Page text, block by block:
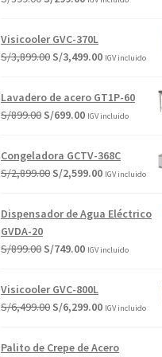
original
era:
S/399.00.
actual
es:
Visicooler GVC-370L
S/3,899.00 El
original
era:
S/3,499.00El
actual
IGV incluido
Lavadero de acero GT1P-60
S/899.00 El
original
era:
S/899.00.
S/699.00El
actual
es:
IGV incluido
Congeladora GCTV-368C
S/2,899.00 El
original
S/2,899.00.
S/2,599.00El
actual
IGV incluido
Dispensador de Agua Eléctrico
GVDA-20
S/899.00 El
original
era:
S/899.00.
S/749.00El
actual
es:
IGV incluido
Visicooler GVC-800L
S/6,499.00 El
original
S/6,299.00ElIGV incluido
Palito de Crepe de Acero